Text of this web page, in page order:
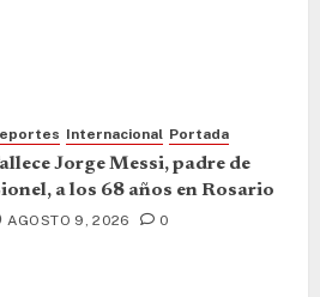
Internacional Portada
Jorge Messi, padre de
a los 68 años en Rosario
AGOSTO 9, 2026 0